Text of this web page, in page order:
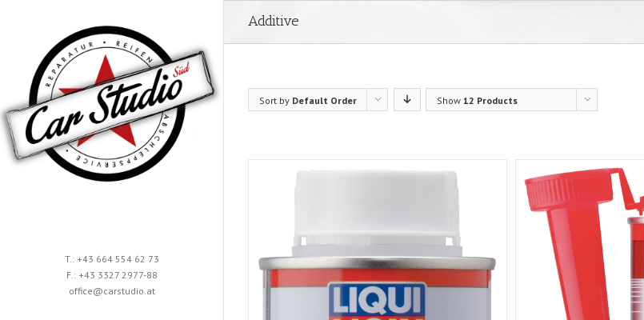
T.: +43 664 554 62 73
F.: +43 3327 2977-88
office@carstudio.at
Additive
Sort by Default Order Show 12 Products